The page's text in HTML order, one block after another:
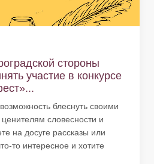
стороны
участие в конкурсе
блеснуть своими
словесности и
на досуге рассказы или
то интересное и хотите